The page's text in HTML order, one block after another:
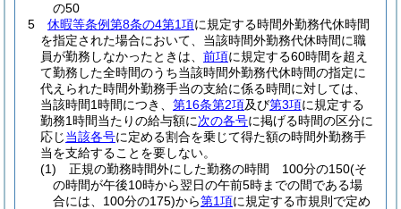
の50
5
休暇等条例第8条の4第1項に規定する時間外勤務代休時間
を指定された場合において、当該時間外勤務代休時間に職
員が勤務しなかったときは、 前項に規定する60時間を超え
て勤務した全時間のうち当該時間外勤務代休時間の指定に
代えられた時間外勤務手当の支給に係る時間に対しては、
当該時間1時間につき、 第16条第2項及び第3項に規定する
勤務1時間当たりの給与額に次の各号に掲げる時間の区分に
応じ当該各号に定める割合を乗じて得た額の時間外勤務手
当を支給することを要しない。
(1)
正規の勤務時間外にした勤務の時間 100分の150(そ
の時間が午後10時から翌日の午前5時までの間である場
合には、100分の175)から第1項に規定する市規則で定め